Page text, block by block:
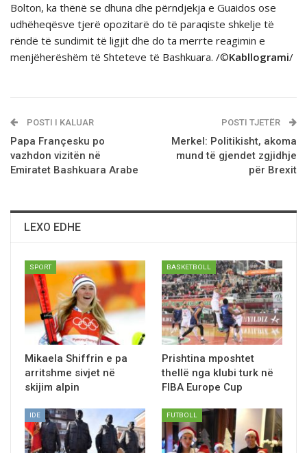
Bolton, ka thënë se dhuna dhe përndjekja e Guaidos ose
udhëheqësve tjerë opozitarë do të paraqiste shkelje të
rëndë të sundimit të ligjit dhe do ta merrte reagimin e
menjëherëshëm të Shteteve të Bashkuara. /©Kabllogrami/
POSTI I KALUAR
Papa Françesku po
vazhdon vizitën në
Emiratet Bashkuara Arabe
POSTI TJETËR
Merkel: Politikisht, akoma
mund të gjendet zgjidhje
për Brexit
LEXO EDHE
SPORT
Mikaela Shiffrin e pa
arritshme sivjet në
skijim alpin
BASKETBOLL
Prishtina mposhtet
thellë nga klubi turk në
FIBA Europe Cup
IDE FUTBOLL